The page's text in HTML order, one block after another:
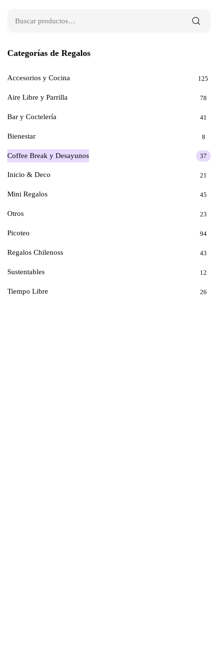
Categorías de Regalos
Accesorios y Cocina 125
Aire Libre y Parrilla 78
Bar y Coctelería 41
Bienestar 8
Coffee Break y Desayunos 37
Inicio & Deco 21
Mini Regalos 45
Otros 23
Picoteo 94
Regalos Chilenoss 43
Sustentables 12
Tiempo Libre 26